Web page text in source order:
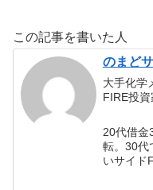
この記事を書いた人
のまど
大手化学
FIRE投資
20代借金
転。30代
いサイド